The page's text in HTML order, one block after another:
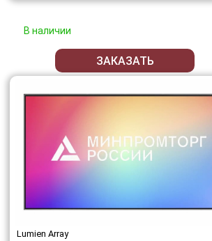
В наличии
ЗАКАЗАТЬ
Lumien Array